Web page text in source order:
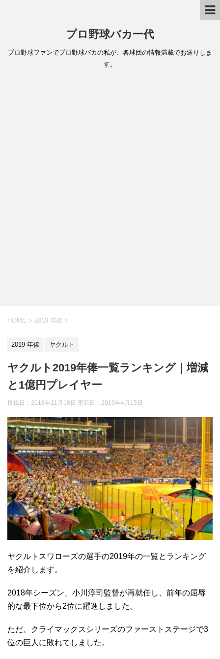
プロ野球バカ一代
プロ野球ファンでプロ野球バカの私が、各球団の情報満載でお送りしま
す。
HOME > 2019 年俸 >
2019 年俸 ヤクルト
ヤクルト2019年俸一覧ランキング｜増減
と1億円プレイヤー
投稿日：2018年11月18日 更新日： 2019年4月15日
ヤクルトスワローズの選手の2019年の一覧とランキング
を紹介します。
2018年シーズン、小川淳司監督が再就任し、前年の屈辱
的な最下位から2位に躍進しました。
ただ、クライマックスシリーズのファーストステージで3
位の巨人に敗れてしました。